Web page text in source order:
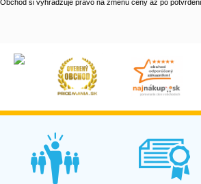
Obchod si vyhradzuje právo na zmenu ceny až po